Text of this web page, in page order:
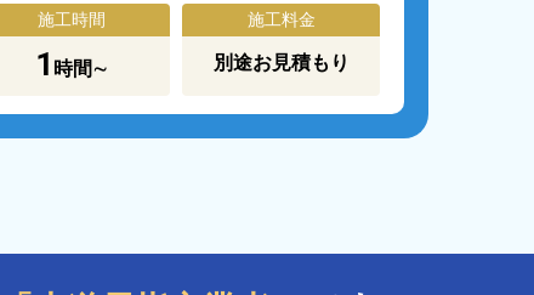
施工時間
1 時間∼
施工料金
別途お見積もり